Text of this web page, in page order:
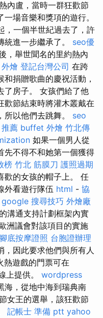
內盧，當時一群狂歡節
場音樂和獎項的遊行。
，一個半世紀過去了，許
進一步繼承了。 seo優
，舉世聞名的里約熱內
燴 登記台灣公司 在跨
捐贈歌曲的慶祝活動，
了房子。 女孩們給了他
歡節結束時將灌木叢戴在
以他們去跳舞。 seo
薦 buffet 外燴 竹北傳
如果一個男人從
先不得不和她第一個獲得
榜 竹北 筋膜刀 護照過期
歡的女孩的帽子上。 任
外看遊行隊伍 html - 協
google 搜尋技巧 外燴廠
溝通支持計劃框架內實
洲議會對該項目的實施
腳底按摩證照 台胞證辦理
，因此要求他們與所有人
熱遊戲的門票可在
上提供。 wordpress
海，從地中海到瑞典南
女王的選舉，該狂歡節
記帳士 準備 ptt yahoo